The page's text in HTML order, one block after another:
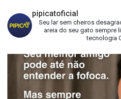
pipicatoficial
Seu lar sem cheiros
areia do seu gato sempre
tecnologia